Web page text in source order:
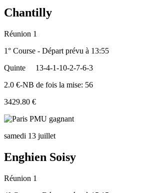
Chantilly
Réunion 1
1° Course - Départ prévu à 13:55
Quinte
13-4-1-10-2-7-6-3
2.0 €-NB de fois la mise: 56
3429.80 €
samedi 13 juillet
Enghien Soisy
Réunion 1